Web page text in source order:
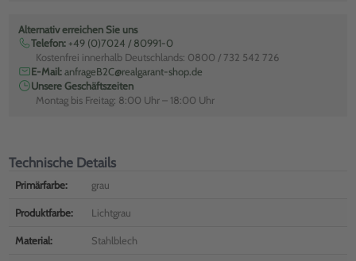
Alternativ erreichen Sie uns
Telefon: +49 (0)7024 / 80991-0
Kostenfrei innerhalb Deutschlands: 0800 / 732 542 726
E-Mail:anfrageB2C@realgarant-shop.de
Unsere Geschäftszeiten
Montag bis Freitag: 8:00 Uhr – 18:00 Uhr
Technische Details
Primärfarbe: grau
Produktfarbe: Lichtgrau
Material: Stahlblech